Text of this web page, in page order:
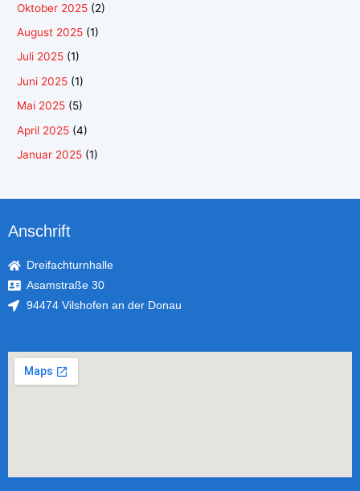
Oktober 2025 (2)
August 2025 (1)
Juli 2025 (1)
Juni 2025 (1)
Mai 2025 (5)
April 2025 (4)
Januar 2025 (1)
Anschrift
Dreifachturnhalle
Asamstraße 30
94474 Vilshofen an der Donau